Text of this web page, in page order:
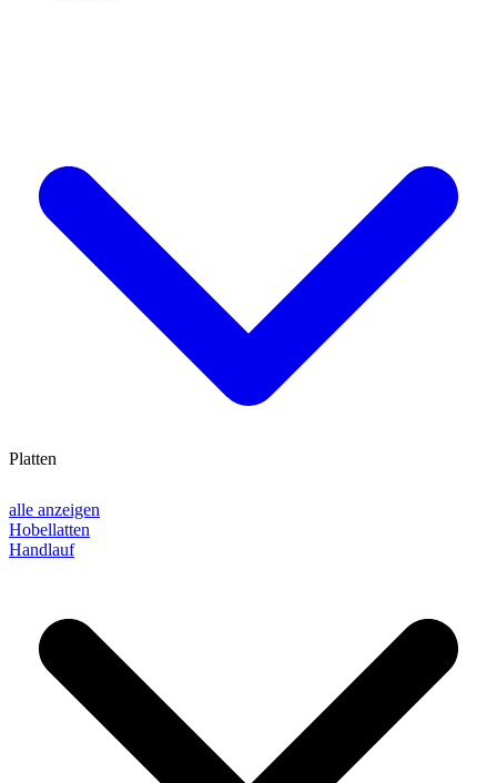
alle anzeigen
Hobellatten
Handlauf
Platten